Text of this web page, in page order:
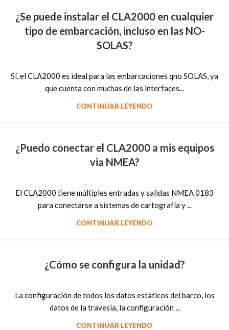
¿Se puede instalar el CLA2000 en cualquier
tipo de embarcación, incluso en las NO-
SOLAS?
Sí, el CLA2000 es ideal para las embarcaciones qno SOLAS, ya
que cuenta con muchas de las interfaces...
CONTINUAR LEYENDO
¿Puedo conectar el CLA2000 a mis equipos
via NMEA?
El CLA2000 tiene múltiples entradas y salidas NMEA 0183
para conectarse a sistemas de cartografía y ...
CONTINUAR LEYENDO
¿Cómo se configura la unidad?
La configuración de todos los datos estáticos del barco, los
datos de la travesía, la configuración ...
CONTINUAR LEYENDO